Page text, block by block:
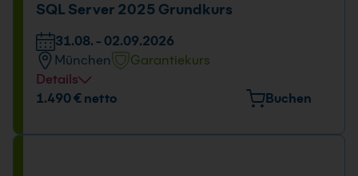
SQL Server 2025 Grundkurs
31.08. - 02.09.2026
München
Garantiekurs
Details
Veranstaltungsort
1.490 € netto Buchen